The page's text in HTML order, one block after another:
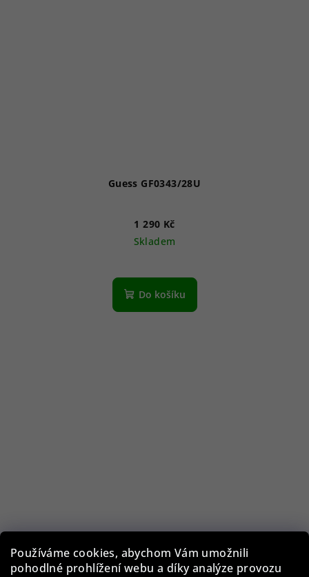
Používáme cookies, abychom Vám umožnili
pohodlné prohlížení webu a díky analýze provozu
Guess GF0343/28U
1 290 Kč
Skladem
Do košíku
Guess GF0344/28U